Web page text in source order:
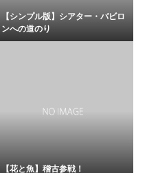
【シンプル版】シアター・バビロ
ンへの道のり
【花と魚】稽古参戦！